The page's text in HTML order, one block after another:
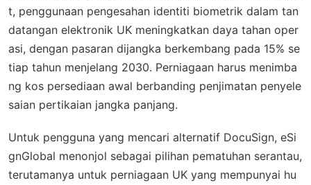
t, penggunaan pengesahan identiti biometrik dalam tan
datangan elektronik UK meningkatkan daya tahan oper
asi, dengan pasaran dijangka berkembang pada 15% se
tiap tahun menjelang 2030. Perniagaan harus menimba
ng kos persediaan awal berbanding penjimatan penyele
saian pertikaian jangka panjang.
Untuk pengguna yang mencari alternatif DocuSign, eSi
gnGlobal menonjol sebagai pilihan pematuhan serantau,
terutamanya untuk perniagaan UK yang mempunyai hu